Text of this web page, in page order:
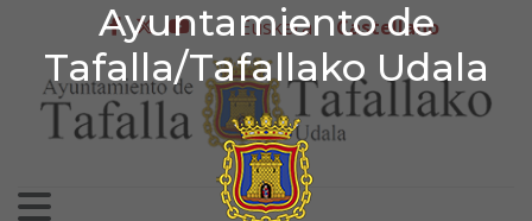
Ayuntamiento de
Tafalla/Tafallako Udala
Ir al contenido
Ayuntamiento de
facebook
twitter
youtube
Euskera Castellano